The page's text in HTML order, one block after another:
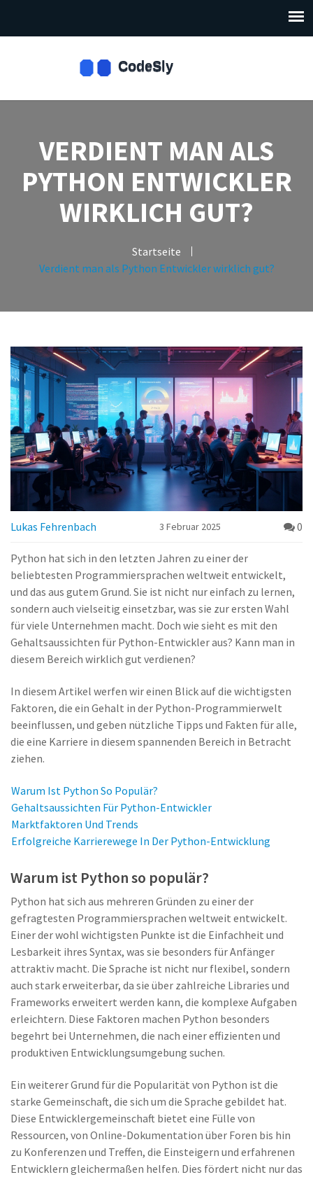
VERDIENT MAN ALS
PYTHON ENTWICKLER
WIRKLICH GUT?
Startseite
Verdient man als Python Entwickler wirklich gut?
Lukas Fehrenbach 3 Februar 2025 0
Python hat sich in den letzten Jahren zu einer der
beliebtesten Programmiersprachen weltweit entwickelt,
und das aus gutem Grund. Sie ist nicht nur einfach zu lernen,
sondern auch vielseitig einsetzbar, was sie zur ersten Wahl
für viele Unternehmen macht. Doch wie sieht es mit den
Gehaltsaussichten für Python-Entwickler aus? Kann man in
diesem Bereich wirklich gut verdienen?
In diesem Artikel werfen wir einen Blick auf die wichtigsten
Faktoren, die ein Gehalt in der Python-Programmierwelt
beeinflussen, und geben nützliche Tipps und Fakten für alle,
die eine Karriere in diesem spannenden Bereich in Betracht
ziehen.
Warum Ist Python So Populär?
Gehaltsaussichten Für Python-Entwickler
Marktfaktoren Und Trends
Erfolgreiche Karrierewege In Der Python-Entwicklung
Warum ist Python so populär?
Python hat sich aus mehreren Gründen zu einer der
gefragtesten Programmiersprachen weltweit entwickelt.
Einer der wohl wichtigsten Punkte ist die Einfachheit und
Lesbarkeit ihres Syntax, was sie besonders für Anfänger
attraktiv macht. Die Sprache ist nicht nur flexibel, sondern
auch stark erweiterbar, da sie über zahlreiche Libraries und
Frameworks erweitert werden kann, die komplexe Aufgaben
erleichtern. Diese Faktoren machen Python besonders
begehrt bei Unternehmen, die nach einer effizienten und
produktiven Entwicklungsumgebung suchen.
Ein weiterer Grund für die Popularität von Python ist die
starke Gemeinschaft, die sich um die Sprache gebildet hat.
Diese Entwicklergemeinschaft bietet eine Fülle von
Ressourcen, von Online-Dokumentation über Foren bis hin
zu Konferenzen und Treffen, die Einsteigern und erfahrenen
Entwicklern gleichermaßen helfen. Dies fördert nicht nur das